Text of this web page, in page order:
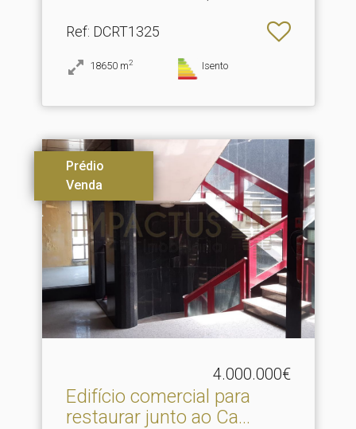
Ref: DCRT1325
18650 m2 Isento
Prédio
Venda
4.000.000€
Edifício comercial para
restaurar junto ao Ca.​..